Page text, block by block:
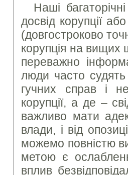
Наші
досвід корупції
(довгостроково
корупція на вищих
переважно
люди часто судять
гучних справ і
корупції, а де –
важливо мати
влади, і від
можемо повністю
метою є
вплив